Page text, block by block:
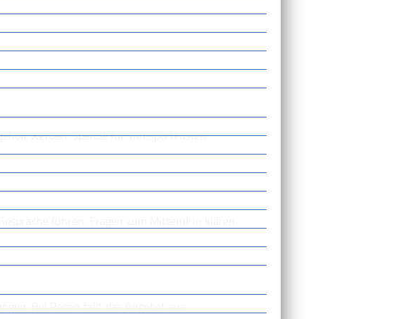
werden. Spende für Transportkosten
führen, Fragen zum Mittendrin klären,
Bei Regen fällt das Angebot aus.